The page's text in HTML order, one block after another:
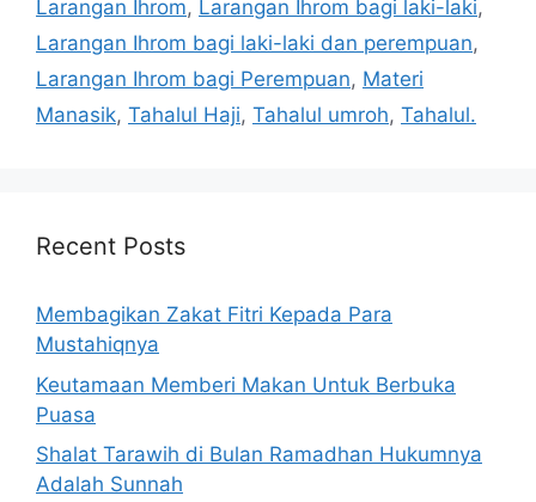
Larangan Ihrom, Larangan Ihrom bagi laki-laki,
Larangan Ihrom bagi laki-laki dan perempuan,
Larangan Ihrom bagi Perempuan, Materi
Manasik, Tahalul Haji, Tahalul umroh, Tahalul.
Recent Posts
Membagikan Zakat Fitri Kepada Para
Mustahiqnya
Keutamaan Memberi Makan Untuk Berbuka
Puasa
Shalat Tarawih di Bulan Ramadhan Hukumnya
Adalah Sunnah